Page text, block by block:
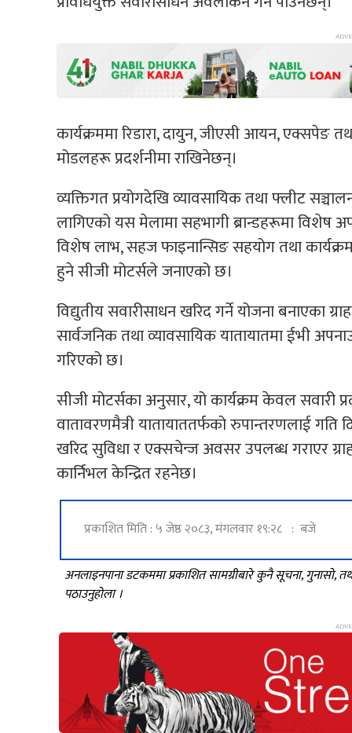
कार्यक्रममा रिडारा, दायुन, जीएसी आयन, एक्सपेङ
मोडलहरू प्रदर्शनीमा राखिनेछन्।
व्यक्तिगत प्रयोगदेखि व्यावसायिक तथा फ्लीट
लागिएको यस मेलामा सहभागी ब्रान्डहरूमा
विशेष लाभ, सहज फाइनान्सिङ सहयोग तथा
हुने सीजी मोटर्सले जनाएको छ।
विद्युतीय सवारीसाधन खरिद गर्ने योजना बनाएका
सार्वजनिक तथा व्यावसायिक यातायातमा ईभी
गरिएको छ।
सीजी मोटर्सका अनुसार, यो कार्यक्रम केवल सवारी
वातावरणमैत्री यातायाततर्फको रुपान्तरणलाई गति
खरिद सुविधा र एक्सचेन्ज अवसर उपलब्ध गराएर
कार्निभल केन्द्रित रहनेछ।
प्रकाशित मिति : ५ जेष्ठ २०८३, मंगलवार १९:२८ : बजे
अनलाइनपाना डटकममा प्रकाशित सामग्रीबारे कुनै सूचना, गुनासो,
पठाउनुहोला ।